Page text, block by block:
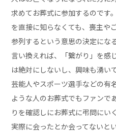
求めてお葬式に参加するのです
を直接に知らなくても、喪主や
参列するという意思の決定にな
言い換えれば、「繋がり」を感
は絶対にしないし、興味も湧い
芸能人やスポーツ選手などの有
ような人のお葬式でもファンで
りを確認しにお葬式に弔問にい
実際に会ったとか会ってないと